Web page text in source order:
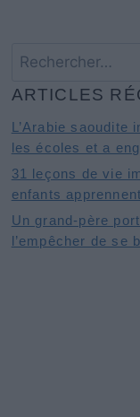
Rechercher :
ARTICLES
L’Arabie saoudite
les écoles et a
31 leçons de vie
enfants apprennent
Un grand-père
l’empêcher de se